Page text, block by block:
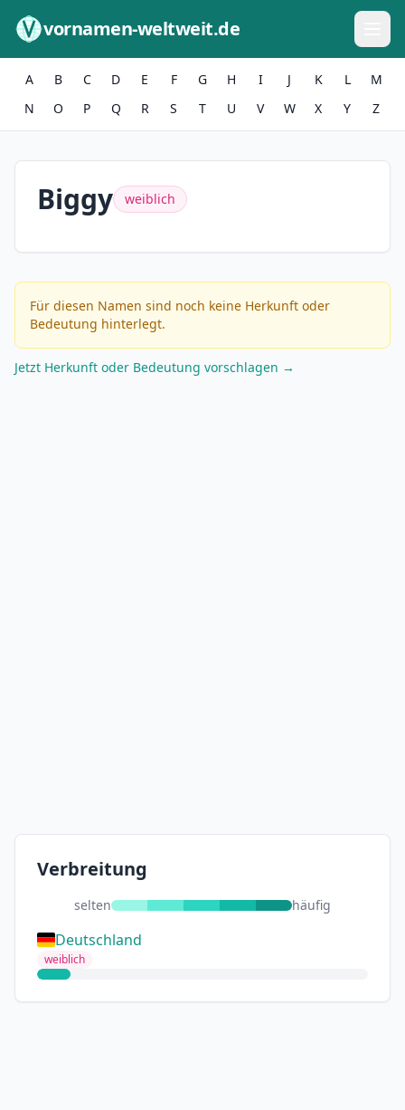
vornamen-weltweit.de
A B C D E F G H I J K L
M
N
O P Q R S T U V W X Y Z
Biggy weiblich
Für diesen Namen sind noch keine Herkunft oder
Bedeutung hinterlegt.
Jetzt Herkunft oder Bedeutung vorschlagen →
Verbreitung
selten häufig
Deutschland
weiblich